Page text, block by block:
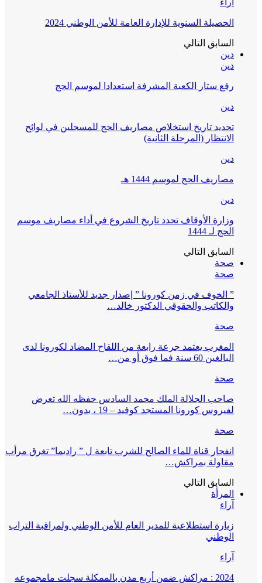
آراء
الحصيلة السنوية للإدارة العامة للأمن الوطني 2024
السابق التالي
دين
دين
رفع ستار الكعبة المشرفة استعدادا لموسم الحج
دين
تحديد تاريخ استخلاص مصاريف الحج للمسجلين في لوائح
الانتظار (المرحلة الثانية)
دين
مصاريف الحج لموسم 1444 هـ
دين
وزارة الأوقاف تحدد تاريخ الشروع في أداء مصاريف موسم
الحج لـ 1444
السابق التالي
صحة
صحة
” الخوف في زمن كورونا ” إصدار جديد للأستاذ الجامعي
والكاتب والحقوقي الدكتور خالد…
صحة
المغرب يعتمد جرعة رابعة من اللقاح المضاد لكورونا لدى
البالغين 60 سنة فما فوق أو من…
صحة
صاحب الجلالة الملك محمد السادس حفظه الله تعرض
لفيروس كورونا المستجد كوفيد – 19 ، بدون…
صحة
انفجار قناة للماء الصالح للشرب تابعة ل ” راديما” تغرق مرأب
مقاولة بمراكش…
السابق التالي
المرأة
آراء
زيارة استطلاعية للمدير العام للأمن الوطني ولمراقبة التراب
الوطني
آراء
2024 : مراكش ضمن أربع مدن بالممكلة سجلت مامجموعه